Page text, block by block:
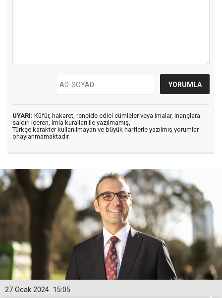
UYARI: Küfür, hakaret, rencide edici cümleler veya imalar, inançlara
saldırı içeren, imla kuralları ile yazılmamış,
Türkçe karakter kullanılmayan ve büyük harflerle yazılmış yorumlar
onaylanmamaktadır.
15:05
27 Ocak 2024